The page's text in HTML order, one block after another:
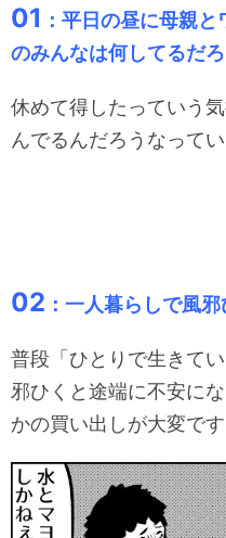
01 ：平日の昼に母親
のみんなは何してるだ
休めて得したっていう
んでるんだろうなって
02 ：一人暮らしで風
普段「ひとりで生きて
邪ひくと途端に不安に
かの買い出しが大変です